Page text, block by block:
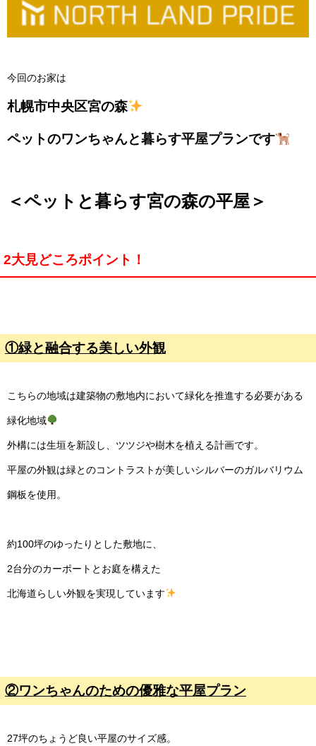
今回のお家は
札幌市中央区宮の森
ペットのワンちゃんと暮らす平屋プランです
＜ペットと暮らす宮の森の平屋＞
2大見どころポイント！
①緑と融合する美しい外観
こちらの地域は建築物の敷地内において緑化を推進する必要がある
緑化地域
外構には生垣を新設し、ツツジや樹木を植える計画です。
平屋の外観は緑とのコントラストが美しいシルバーのガルバリウム
鋼板を使用。
約100坪のゆったりとした敷地に、
2台分のカーポートとお庭を構えた
北海道らしい外観を実現しています
②ワンちゃんのための優雅な平屋プラン
27坪のちょうど良い平屋のサイズ感。